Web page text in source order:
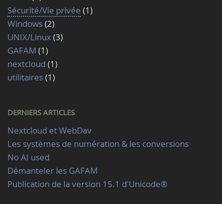
Sécurité/Vie privée (1)
Windows(2)
UNIX/Linux(3)
GAFAM (1)
nextcloud (1)
utilitaires(1)
DERNIERS ARTICLES
Nextcloud et WebDav
Les systèmes de numération & les conversions
No AI used
Démanteler les GAFAM
Publication de la version 15.1 d'Unicode®